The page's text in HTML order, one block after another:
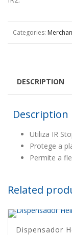
Categories:
DESCRIPTION
Description
Utiliza IR
Protege a
Permite a
Related
Dispensador